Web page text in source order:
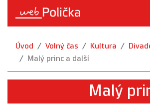
Úvod Volný čas Kultura
Malý princ a další
Malý